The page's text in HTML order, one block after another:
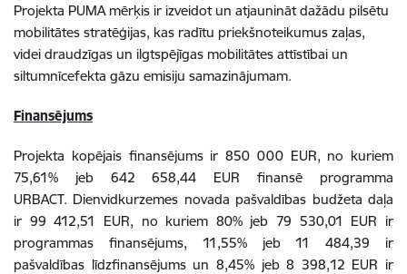
Projekta PUMA mērķis ir izveidot un atjaunināt dažādu pilsētu
mobilitātes stratēģijas, kas radītu priekšnoteikumus zaļas,
videi draudzīgas un ilgtspējīgas mobilitātes attīstībai un
siltumnīcefekta gāzu emisiju samazinājumam.
Finansējums
Projekta kopējais finansējums ir 850 000 EUR, no kuriem
75,61% jeb 642 658,44 EUR finansē programma
URBACT. Dienvidkurzemes novada pašvaldības budžeta daļa
ir 99 412,51 EUR, no kuriem 80% jeb 79 530,01 EUR ir
programmas finansējums, 11,55% jeb 11 484,39 ir
pašvaldības līdzfinansējums un 8,45% jeb 8 398,12 EUR ir